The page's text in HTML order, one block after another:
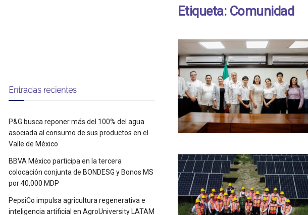
Etiqueta: Comunidad
Entradas recientes
P&G busca reponer más del 100% del agua
asociada al consumo de sus productos en el
Valle de México
BBVA México participa en la tercera
colocación conjunta de BONDESG y Bonos MS
por 40,000 MDP
PepsiCo impulsa agricultura regenerativa e
inteligencia artificial en AgroUniversity LATAM